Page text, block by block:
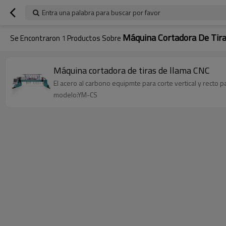
Entra una palabra para buscar por favor
Se Encontraron 1 Productos Sobre Máquina Cortadora De
Máquina cortadora de tiras de llama CNC
El acero al carbono equipmte para corte vertical y recto
modelo:YM-CS